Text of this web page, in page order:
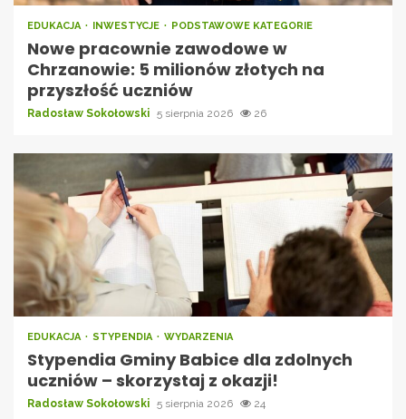
EDUKACJA INWESTYCJE PODSTAWOWE KATEGORIE
Nowe pracownie zawodowe w
Chrzanowie: 5 milionów złotych na
przyszłość uczniów
Radosław Sokołowski 5 sierpnia 2026 26
EDUKACJA STYPENDIA WYDARZENIA
Stypendia Gminy Babice dla zdolnych
uczniów – skorzystaj z okazji!
Radosław Sokołowski 5 sierpnia 2026 24